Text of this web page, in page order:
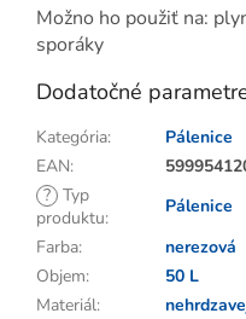
Možno ho použiť na:
sporáky
Dodatočné
Kategória:
Pálenice
EAN:
? Typ
produktu:
Pálenice
Farba:
nerezová
Objem:
50 L
Materiál: